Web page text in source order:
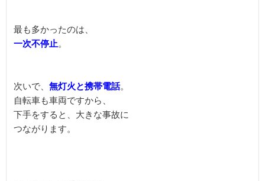
一次不停止。
次いで、 無灯火と携帯電話。
自転車も車両ですから、
下手をすると、大きな事故に
つながります。